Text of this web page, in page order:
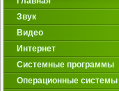
Звук
Видео
Интернет
Системные программы
Операционные системы